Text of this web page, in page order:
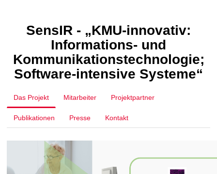
SensIR - „KMU-innovativ:
Informations- und
Kommunikationstechnologie;
Software-intensive Systeme“
Das Projekt Mitarbeiter Projektpartner
Publikationen Presse Kontakt